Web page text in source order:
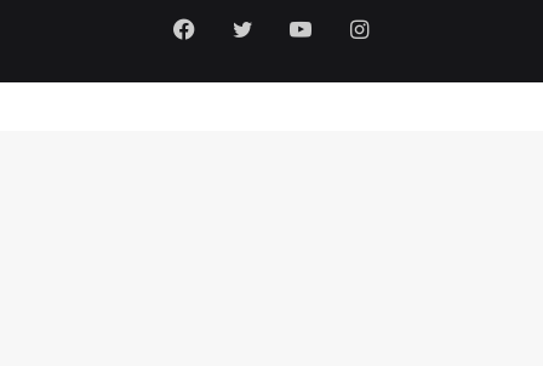
Facebook
TwitterYouTubeInstagram